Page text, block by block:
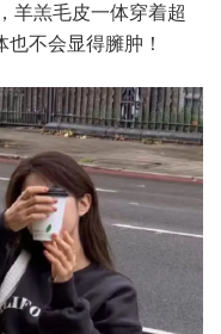
羊羔毛皮一体穿着超
不会显得臃肿！